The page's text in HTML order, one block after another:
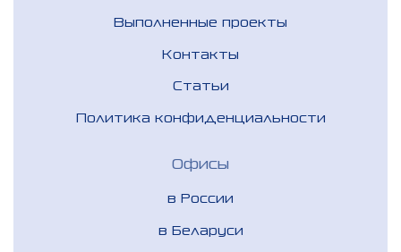
Выполненные проекты
Контакты
Статьи
Политика конфиденциальности
Офисы
в России
в Беларуси